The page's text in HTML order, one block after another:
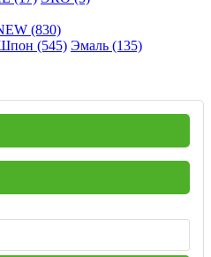
(830)
(545) Эмаль (135)